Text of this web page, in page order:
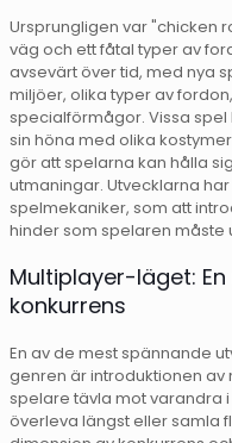
Ursprungligen var "chicken
väg och ett fåtal typer av
avsevärt över tid, med nya
miljöer, olika typer av
specialförmågor. Vissa
sin höna med olika
gör att spelarna kan hålla
utmaningar. Utvecklarna
spelmekaniker, som att
hinder som spelaren måste
Multiplayer-läget:
konkurrens
En av de mest spännande
genren är introduktionen
spelare tävla mot varandra
överleva längst eller samla